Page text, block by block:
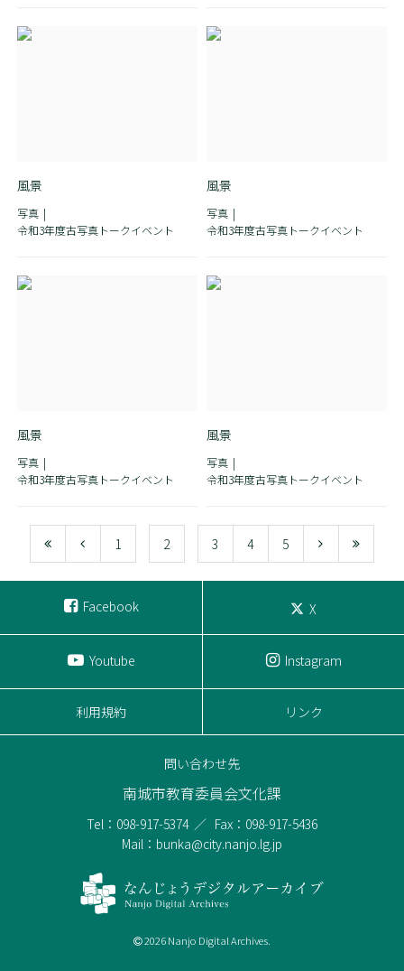
風景
写真
令和3年度古写真トークイベント
風景
写真
令和3年度古写真トークイベント
風景
写真
令和3年度古写真トークイベント
風景
写真
令和3年度古写真トークイベント
1 2 3 4 5
Facebook X
Youtube Instagram
利用規約 リンク
問い合わせ先
南城市教育委員会文化課
Tel：098-917-5374
Fax：098-917-5436
Mail：bunka@city.nanjo.lg.jp
2026 Nanjo Digital Archives.